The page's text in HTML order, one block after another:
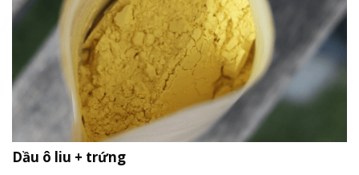
Dầu ô liu + trứng